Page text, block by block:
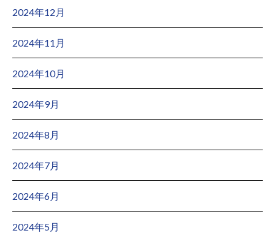
2024年12月
2024年11月
2024年10月
2024年9月
2024年8月
2024年7月
2024年6月
2024年5月